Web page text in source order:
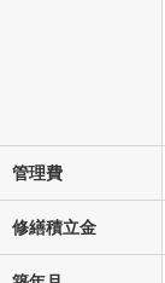
る値は、実際の
の金融機関等に
済方法「元利均
適用した場合の計
その他月額費用
条件によってお借
不動
管理費
修繕積立金